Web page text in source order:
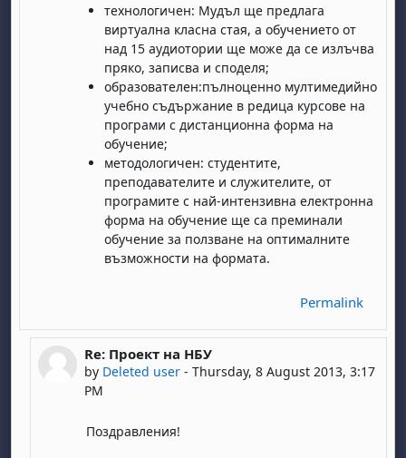
технологичен: Мудъл ще предлага
виртуална класна стая, а обучението от
над 15 аудиотории ще може да се излъчва
пряко, записва и споделя;
образователен:пълноценно мултимедийно
учебно съдържание в редица курсове на
програми с дистанционна форма на
обучение;
методологичен: студентите,
преподавателите и служителите, от
програмите с най-интензивна електронна
форма на обучение ще са преминали
обучение за ползване на оптималните
възможности на формата.
Permalink
In reply to admin admin
Re: Проект на НБУ
by Deleted user- Thursday, 8 August 2013, 3:17
PM
Поздравления!
16 August